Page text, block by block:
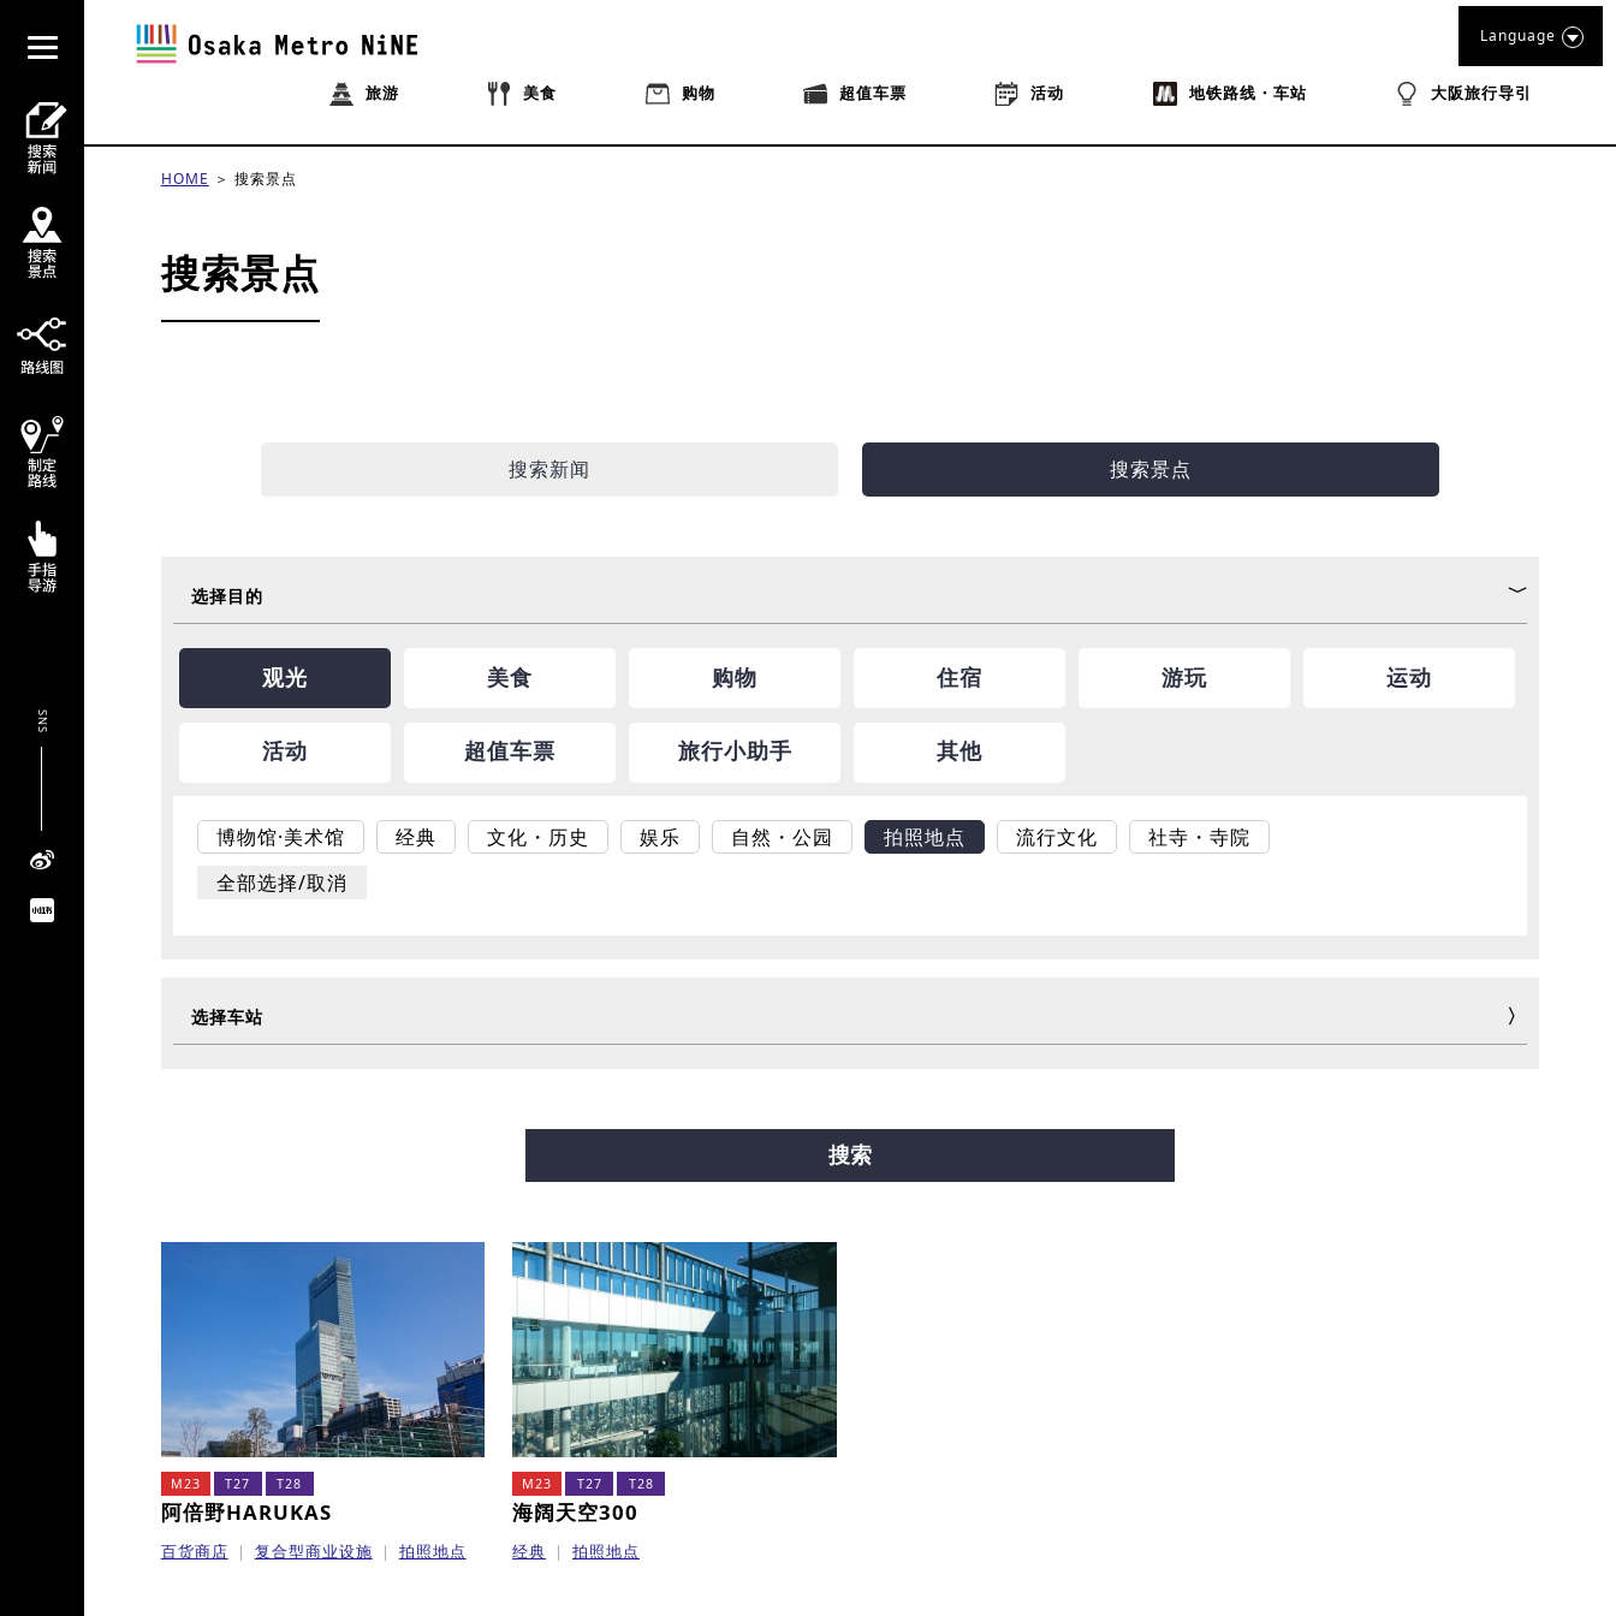
旅游 美食 购物 超值车票 活动 地铁路线・车站 大阪旅行导引
Language
SNS
HOME 搜索景点
搜索景点
搜索新闻 搜索景点
选择目的
观光 美食 购物 住宿 游玩 运动
活动 超值车票 旅行小助手 其他
博物馆·美术馆 经典 文化・历史 娱乐 自然・公园 拍照地点 流行文化
社寺・寺院
全部选择/取消
选择车站
新电车
搜索
M23 T27 T28
阿倍野HARUKAS
百货商店 复合型商业设施 拍照地点
M23 T27 T28
海阔天空300
经典 拍照地点